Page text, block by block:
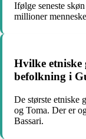
Ifølge seneste
millioner
Hvilke
befolkning i
De største etniske
og Toma. Der er
Bassari.